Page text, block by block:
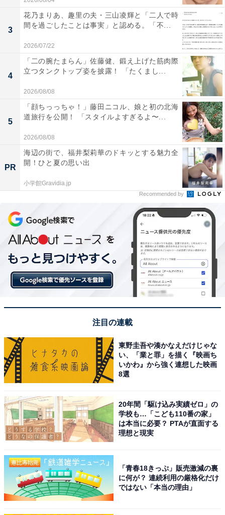
3
花乃まりあ、趣里の夫・三山凌輝と「二人で時
間を過ごしたことは事実」と認める。「不...
2026/07/22
4
「二の腕たまらん」佐藤健、鍛え上げた筋肉際
立つタンクトップ姿を披露！ 「たくまし...
2026/08/08
5
「顔ちっっちゃ！」藤田ニコル、娘と初の北海
道旅行を公開！ 「スタイルよすぎるよ〜...
2026/08/08
PR
海辺の街で、福井梨莉華のドキッとする魅力全
開！ひと夏の思い出
小学館Gravidia.jp
Recommended by
注目の連載
東野圭吾や湊かなえだけじゃな
い、「業と罪」を描く『映画ち
いかわ』から強く連想した映画
8選
20年間「駆け込み実績ゼロ」の
学校も…「こども110番の家」
は本当に必要？ PTAが直面する
理想と現実
「青春18きっぷ」販売激減の裏
に何が？ 連続利用の厳格化だけ
ではない「本当の理由」